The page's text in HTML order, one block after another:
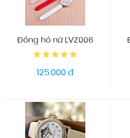
Đồng hồ nữ LVZ006
125.000 đ